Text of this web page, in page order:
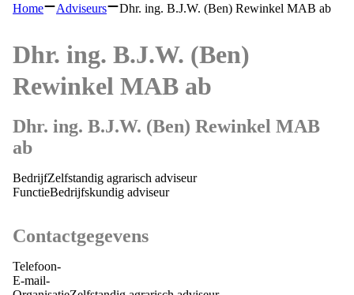
Home Adviseurs Dhr. ing. B.J.W. (Ben) Rewinkel MAB ab
Dhr. ing. B.J.W. (Ben)
Rewinkel MAB ab
Dhr. ing. B.J.W. (Ben) Rewinkel MAB
ab
BedrijfZelfstandig agrarisch adviseur
FunctieBedrijfskundig adviseur
Contactgegevens
Telefoon-
E-mail-